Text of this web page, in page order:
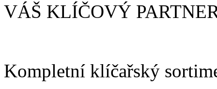
VÁŠ KLÍČOVÝ
Kompletní klíčařský